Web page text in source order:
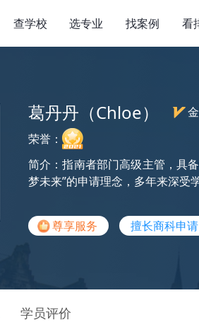
查学校 选专业 找案例 看
葛丹丹（Chloe）
荣誉：
简介：指南者部门高级主管，具
梦未来”的申请理念，多年来深受
尊享服务 擅长商科申请
学员评价